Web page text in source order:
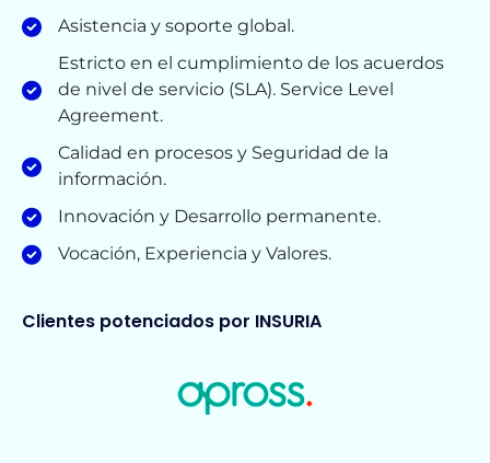
Asistencia y soporte global.
Estricto en el cumplimiento de los acuerdos
de nivel de servicio (SLA). Service Level
Agreement.
Calidad en procesos y Seguridad de la
información.
Innovación y Desarrollo permanente.
Vocación, Experiencia y Valores.
Clientes potenciados por INSURIA